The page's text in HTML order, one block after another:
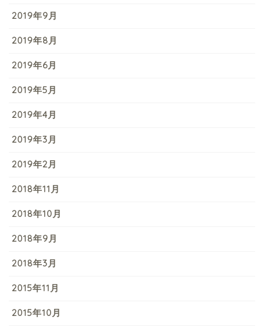
2019年9月
2019年8月
2019年6月
2019年5月
2019年4月
2019年3月
2019年2月
2018年11月
2018年10月
2018年9月
2018年3月
2015年11月
2015年10月